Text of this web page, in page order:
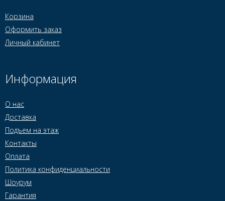
Корзина
Оформить заказ
Личный кабинет
Информация
О нас
Доставка
Подъем на этаж
Контакты
Оплата
Политика конфиденциальности
Шоурум
Гарантия